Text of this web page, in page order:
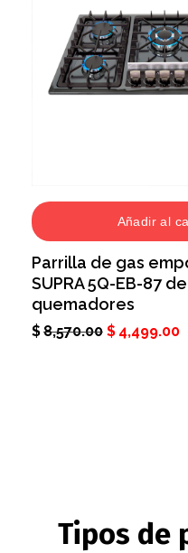
Añadir al
Parrilla de gas
SUPRA 5Q-EB-87
quemadores
$8,570.00 $ 4,499.00
Tipos de